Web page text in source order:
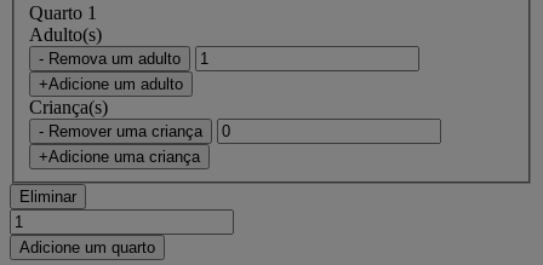
Quarto 1
Adulto(s)
- Remova um adulto
+Adicione um adulto
Criança(s)
- Remover uma criança
+Adicione uma criança
Eliminar
Adicione um quarto